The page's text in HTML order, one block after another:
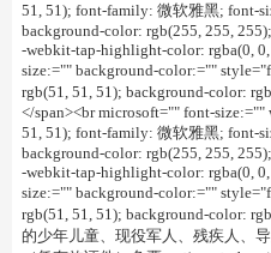
51, 51); font-family: 微软雅黑; font-
background-color: rgb(255, 255,
-webkit-tap-highlight-color: rgba(0,
size:="" background-color:=""
rgb(51, 51, 51); background-color:
</span><br microsoft="" font-
51, 51); font-family: 微软雅黑; font-
background-color: rgb(255, 255,
-webkit-tap-highlight-color: rgba(0,
size:="" background-color:=""
rgb(51, 51, 51); background-color:
的少年儿童、现役军人、残疾人、